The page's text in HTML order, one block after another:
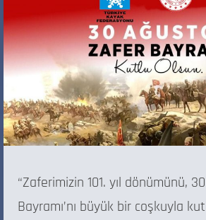
“Zaferimizin 101. yıl dönümünü,
Bayramı’nı büyük bir coşkuyla